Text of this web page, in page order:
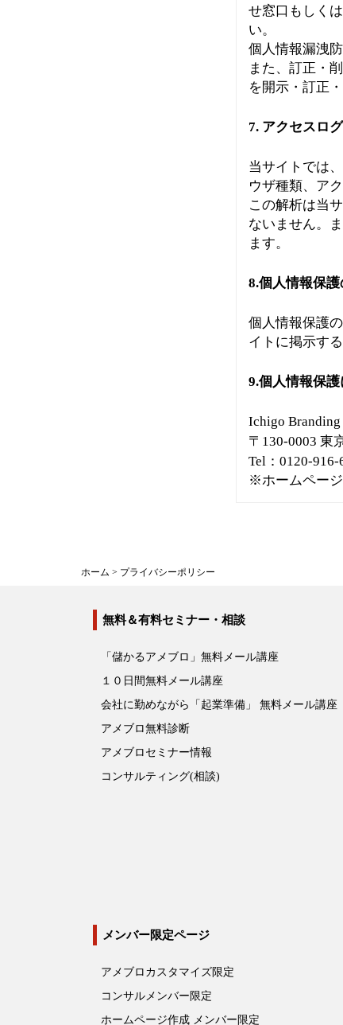
せ窓口もしく
い。
個人情報漏洩
また、訂正・
を開示・訂正
7. アクセスロ
当サイトでは
ウザ種類、ア
この解析は当
ないません。
ます。
8.個人情報保
個人情報保護
イトに掲示す
9.個人情報保
Ichigo
〒 130-0003 東
Tel：0120-916-
※ホームペー
ホーム > プライバシーポリシー
無料＆有料セミナー・相談
「儲かるアメブロ」無料メール講座
１０日間無料メール講座
会社に勤めながら「起業準備」 無料メール講座
アメブロ無料診断
アメブロセミナー情報
コンサルティング(相談)
メンバー限定ページ
アメブロカスタマイズ限定
コンサルメンバー限定
ホームページ作成 メンバー限定